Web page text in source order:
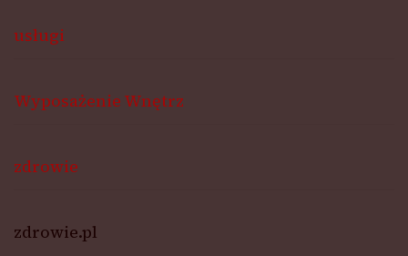
usługi
Wyposażenie Wnętrz
zdrowie
zdrowie.pl